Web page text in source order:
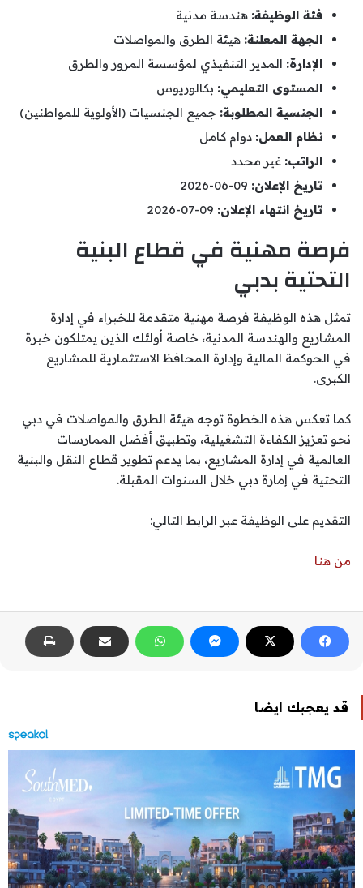
فئة الوظيفة: هندسة مدنية
الجهة المعلنة: هيئة الطرق والمواصلات
الإدارة: المدير التنفيذي لمؤسسة المرور والطرق
المستوى التعليمي: بكالوريوس
الجنسية المطلوبة: جميع الجنسيات (الأولوية للمواطنين)
نظام العمل: دوام كامل
الراتب: غير محدد
تاريخ الإعلان:
تاريخ انتهاء الإعلان:
فرصة مهنية في قطاع البنية
التحتية بدبي
تمثل هذه الوظيفة فرصة مهنية متقدمة للخبراء في إدارة
المشاريع والهندسة المدنية، خاصة أولئك الذين يمتلكون خبرة
في الحوكمة المالية وإدارة المحافظ الاستثمارية للمشاريع
الكبرى.
كما تعكس هذه الخطوة توجه هيئة الطرق والمواصلات في دبي
نحو تعزيز الكفاءة التشغيلية، وتطبيق أفضل الممارسات
العالمية في إدارة المشاريع، بما يدعم تطوير قطاع النقل والبنية
التحتية في إمارة دبي خلال السنوات المقبلة.
التقديم على الوظيفة عبر الرابط التالي:
من هنا
قد يعجبك ايضا